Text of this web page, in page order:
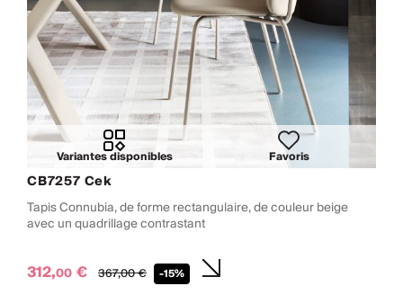
Variantes disponibles Favoris
CB7257 Cek
Tapis Connubia, de forme rectangulaire, de couleur beige
avec un quadrillage contrastant
312,00 € 367,00€ -15%